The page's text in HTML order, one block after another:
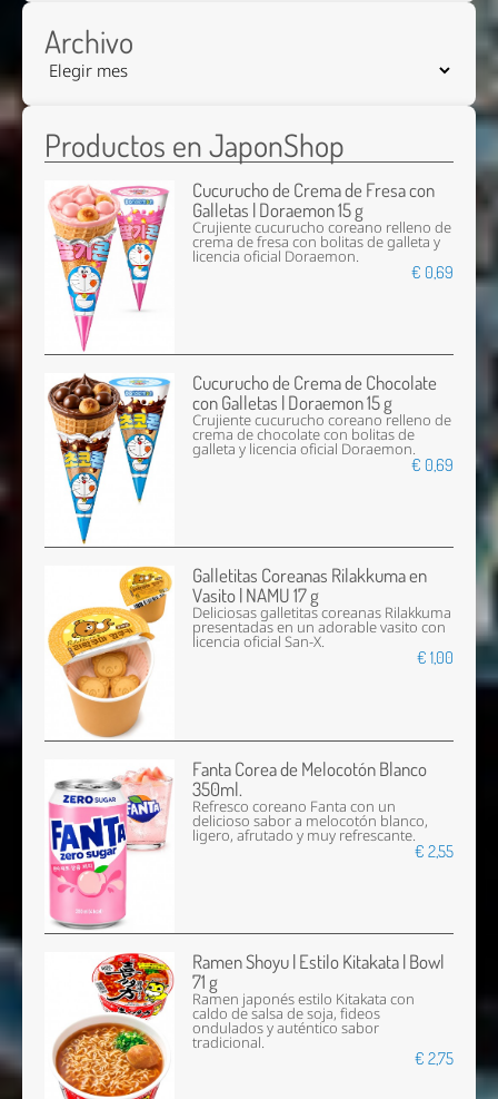
Archivo
Productos en JaponShop
Cucurucho de Crema de Fresa con
Galletas | Doraemon 15 g
Crujiente cucurucho coreano relleno de
crema de fresa con bolitas de galleta y
licencia oficial Doraemon.
€ 0,69
Cucurucho de Crema de Chocolate
con Galletas | Doraemon 15 g
Crujiente cucurucho coreano relleno de
crema de chocolate con bolitas de
galleta y licencia oficial Doraemon.
€ 0,69
Galletitas Coreanas Rilakkuma en
Vasito | NAMU 17 g
Deliciosas galletitas coreanas Rilakkuma
presentadas en un adorable vasito con
licencia oficial San-X.
€ 1,00
Fanta Corea de Melocotón Blanco
350ml.
Refresco coreano Fanta con un
delicioso sabor a melocotón blanco,
ligero, afrutado y muy refrescante.
€ 2,55
Ramen Shoyu | Estilo Kitakata | Bowl
71 g
Ramen japonés estilo Kitakata con
caldo de salsa de soja, fideos
ondulados y auténtico sabor
tradicional.
€ 2,75